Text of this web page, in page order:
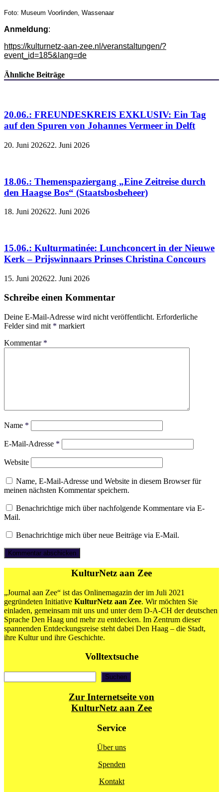
Foto: Museum Voorlinden, Wassenaar
Anmeldung:
https://kulturnetz-aan-zee.nl/veranstaltungen/?
event_id=185&lang=de
Ähnliche Beiträge
20.06.: FREUNDESKREIS EXKLUSIV: Ein Tag
auf den Spuren von Johannes Vermeer in Delft
20. Juni 202622. Juni 2026
18.06.: Themenspaziergang „Eine Zeitreise durch
den Haagse Bos“ (Staatsbosbeheer)
18. Juni 202622. Juni 2026
15.06.: Kulturmatinée: Lunchconcert in der Nieuwe
Kerk – Prijswinnaars Prinses Christina Concours
15. Juni 202622. Juni 2026
Schreibe einen Kommentar
Deine E-Mail-Adresse wird nicht veröffentlicht. Erforderliche
Felder sind mit * markiert
Kommentar *
Name *
E-Mail-Adresse *
Website
Name, E-Mail-Adresse und Website in diesem Browser für
meinen nächsten Kommentar speichern.
Benachrichtige mich über nachfolgende Kommentare via E-
Mail.
Benachrichtige mich über neue Beiträge via E-Mail.
KulturNetz aan Zee
„Journal aan Zee“ ist das Onlinemagazin der im Juli 2021
gegründeten Initiative KulturNetz aan Zee. Wir möchten Sie
einladen, gemeinsam mit uns und unter dem D-A-CH der deutschen
Sprache Den Haag und mehr zu entdecken. Im Zentrum dieser
spannenden Entdeckungsreise steht dabei Den Haag – die Stadt,
ihre Kultur und ihre Geschichte.
Volltextsuche
Suchen
Zur Internetseite von
KulturNetz aan Zee
Service
Über uns
Spenden
Kontakt